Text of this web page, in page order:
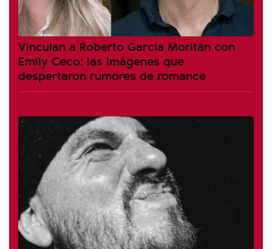
Vinculan a Roberto García Moritán con
Emily Ceco: las imágenes que
despertaron rumores de romance